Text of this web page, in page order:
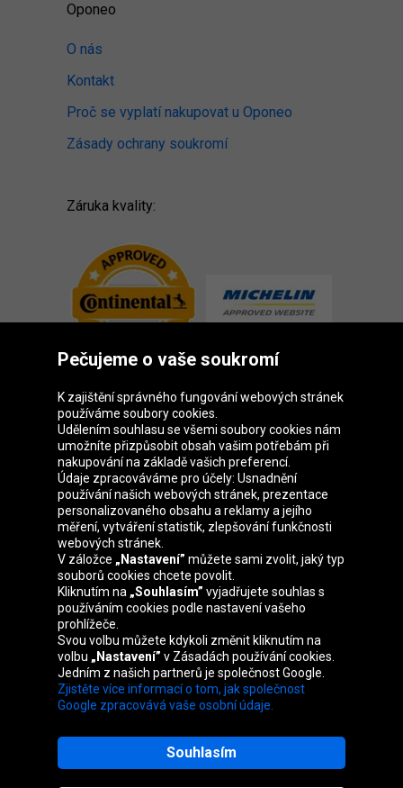
Oponeo
O nás
Kontakt
Proč se vyplatí nakupovat u Oponeo
Zásady ochrany soukromí
Záruka kvality:
Skupina Oponeo
Belgique Deutschland Éire España
France Italia Magyarország Nederland
Österreich Polska
Slovenská
republika
United
Kingdom
Mapa webu
Pečujeme o vaše soukromí
K zajištění správného fungování webových stránek
používáme soubory cookies.
Udělením souhlasu se všemi soubory cookies nám
umožníte přizpůsobit obsah vašim potřebám při
nakupování na základě vašich preferencí.
Údaje zpracováváme pro účely: Usnadnění
používání našich webových stránek, prezentace
personalizovaného obsahu a reklamy a jejího
měření, vytváření statistik, zlepšování funkčnosti
webových stránek.
V záložce „Nastavení” můžete sami zvolit, jaký typ
souborů cookies chcete povolit.
Kliknutím na „Souhlasím” vyjadřujete souhlas s
používáním cookies podle nastavení vašeho
prohlížeče.
Svou volbu můžete kdykoli změnit kliknutím na
volbu „Nastavení” v Zásadách používání cookies.
Jedním z našich partnerů je společnost Google.
Zjistěte více informací o tom, jak společnost
Google zpracovává vaše osobní údaje.
Souhlasím